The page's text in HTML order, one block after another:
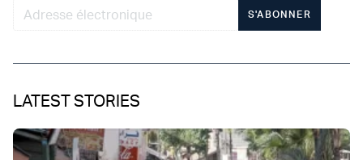
S'ABONNER
LATEST STORIES